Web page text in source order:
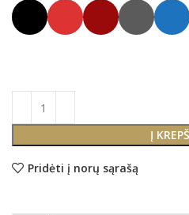
Į
Pridėti į norų sąrašą